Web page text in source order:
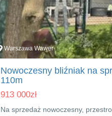
Warszawa Wawer
Nowoczesny bliźniak na
110m
913 000zł
Na sprzedaż nowoczesny,